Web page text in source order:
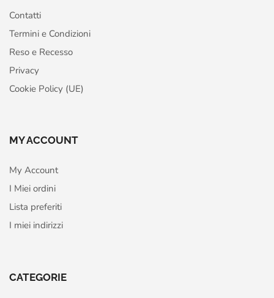
Contatti
Termini e Condizioni
Reso e Recesso
Privacy
Cookie Policy (UE)
MY ACCOUNT
My Account
I Miei ordini
Lista preferiti
I miei indirizzi
CATEGORIE